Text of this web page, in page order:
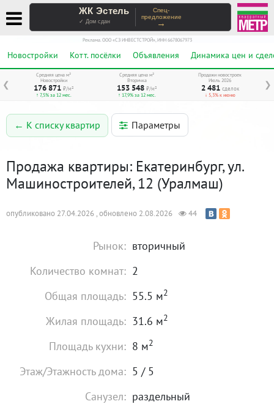
ЖК Эстель
✓ Дом сдан
Спец-
предложение
→
Реклама. ООО «СЗ ИНВЕСТСТРОЙ», ИНН 6678067973
Новостройки Котт. посёлки Объявления Динамика цен и
❮ ❯
Средняя цена м²
Новостройки
176 871 ₽/м²
↑ 7,5% за 12 мес.
Средняя цена м²
Вторичка
153 548 ₽/м²
↑ 17,9% за 12 мес.
Продажи новостроек
Июль 2026
2 481 сделок
↓ 5,3% к июню
← К списку квартир Параметры
Продажа квартиры: Екатеринбург, ул.
Машиностроителей, 12 (Уралмаш)
опубликовано 27.04.2026 , обновлено 2.08.2026 44
Рынок: вторичный
Количество комнат: 2
Общая площадь: 55.5 м2
Жилая площадь: 31.6 м2
Площадь кухни: 8 м2
Этаж/Этажность дома: 5 / 5
Санузел: раздельный